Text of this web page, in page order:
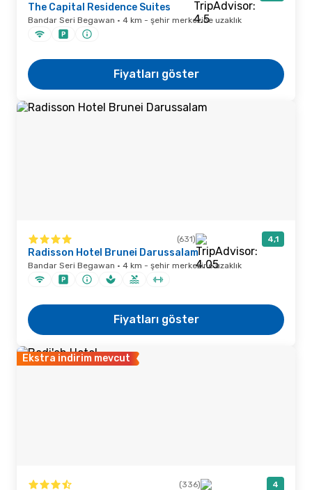
The Capital Residence Suites
Bandar Seri Begawan · 4 km - şehir merkezine uzaklık
Fiyatları göster
(631) 4,1
Radisson Hotel Brunei Darussalam
Bandar Seri Begawan · 4 km - şehir merkezine uzaklık
Fiyatları göster
Ekstra indirim mevcut
(336) 4